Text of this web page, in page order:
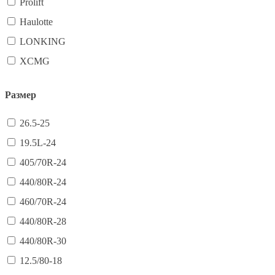
Haulotte
LONKING
XCMG
Размер
26.5-25
19.5L-24
405/70R-24
440/80R-24
460/70R-24
440/80R-28
440/80R-30
12.5/80-18